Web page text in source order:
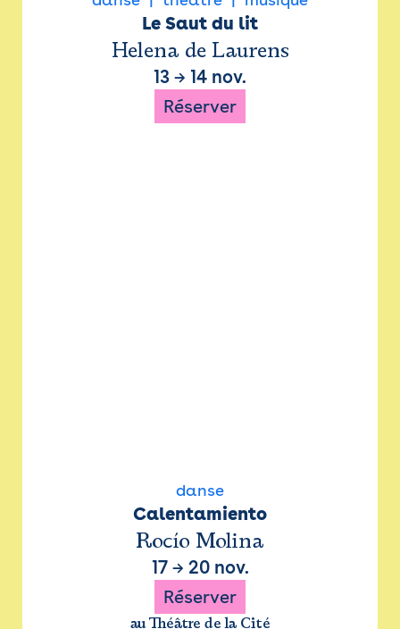
Le Saut du lit
Helena de Laurens
13 → 14 nov.
Réserver
danse
Calentamiento
Rocío Molina
17→ 20 nov.
Réserver
au Théâtre de la Cité